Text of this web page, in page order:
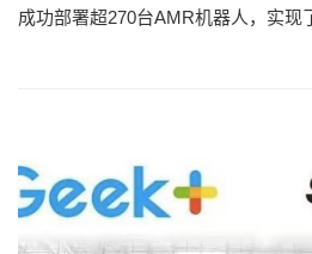
成功部署超270台AMR机器人，实现
分拣方案落地，并助力其首次实现“